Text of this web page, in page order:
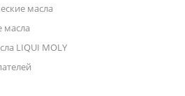
масла
LIQUI MOLY